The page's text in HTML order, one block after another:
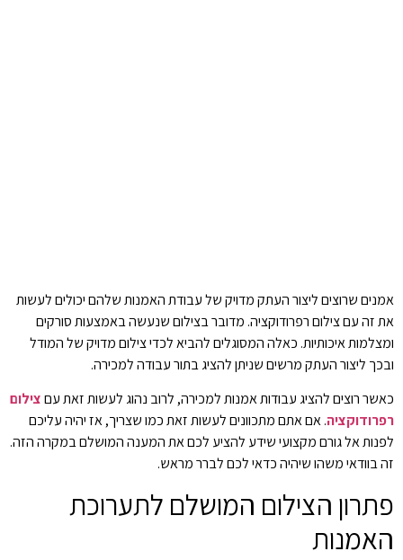
אמנים שרוצים ליצור העתק מדויק של עבודת האמנות שלהם יכולים לעשות
את זה עם צילום רפרודוקציה. מדובר בצילום שנעשה באמצעות סורקים
ומצלמות איכותיות. כאלה המסוגלים להביא לכדי צילום מדויק של המודל
ובכך ליצור העתק מרשים שניתן להציג בתור עבודה למכירה.
כאשר רוצים להציג עבודות אמנות למכירה, לרוב נהוג לעשות זאת עםצילום
רפרודוקציה. אם אתם מתכוונים לעשות זאת כמו שצריך, אז יהיה עליכם
לפנות אל גורם מקצועי שידע להציע לכם את המענה המושלם במקרה הזה.
זה בוודאי משהו שיהיה כדאי לכם לברר מראש.
פתרון הצילום המושלם לתערוכת
האמנות